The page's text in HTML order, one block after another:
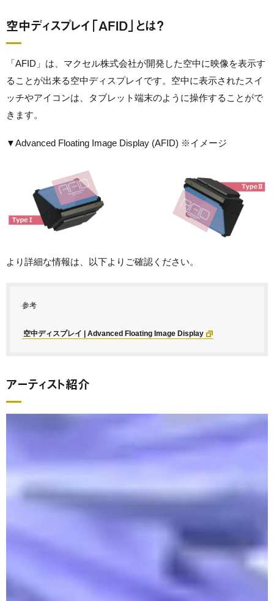
空中ディスプレイ「AFID」とは？
​「AFID」は、マクセル株式会社が開発した空中に映像を表示す
ることが出来る空中ディスプレイです。空中に表示されたスイ
ッチやアイコンは、タブレット端末のように操作することがで
きます。
▼Advanced Floating Image Display (AFID) ※イメージ
より詳細な情報は、以下よりご確認ください。
参考
空中ディスプレイ | Advanced Floating Image Display
アーティスト紹介